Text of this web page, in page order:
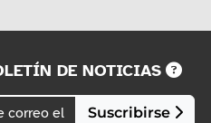
DE NOTICIAS
Suscribirse